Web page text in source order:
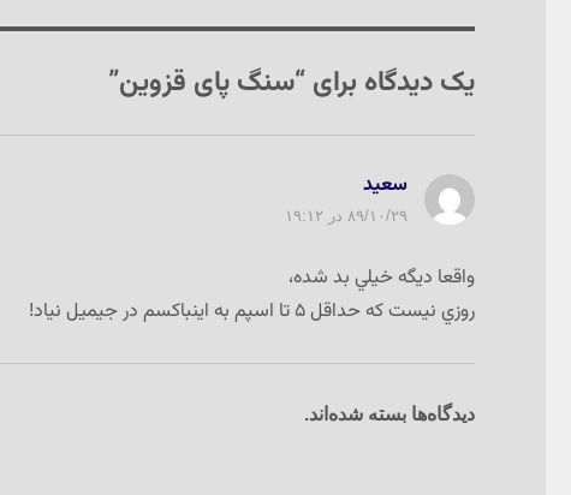
یک دیدگاه برای “سنگ پای قزوین”
سعيد
۸۹/۱۰/۲۹ در ۱۹:۱۲
واقعا ديگه خيلي بد شده،
روزي نيست كه حداقل ۵ تا اسپم به اينباكسم در جيميل نياد!
دیدگاه‌ها بسته شده‌اند.